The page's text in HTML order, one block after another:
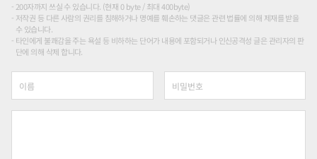
200자까지 쓰실 수 있습니다. (현재 0 byte / 최대 400byte)
저작권 등 다른 사람의 권리를 침해하거나 명예를 훼손하는 댓글은 관련 법률에 의해 제재를 받을
수 있습니다.
타인에게 불쾌감을 주는 욕설 등 비하하는 단어가 내용에 포함되거나 인신공격성 글은 관리자의 판
단에 의해 삭제 합니다.